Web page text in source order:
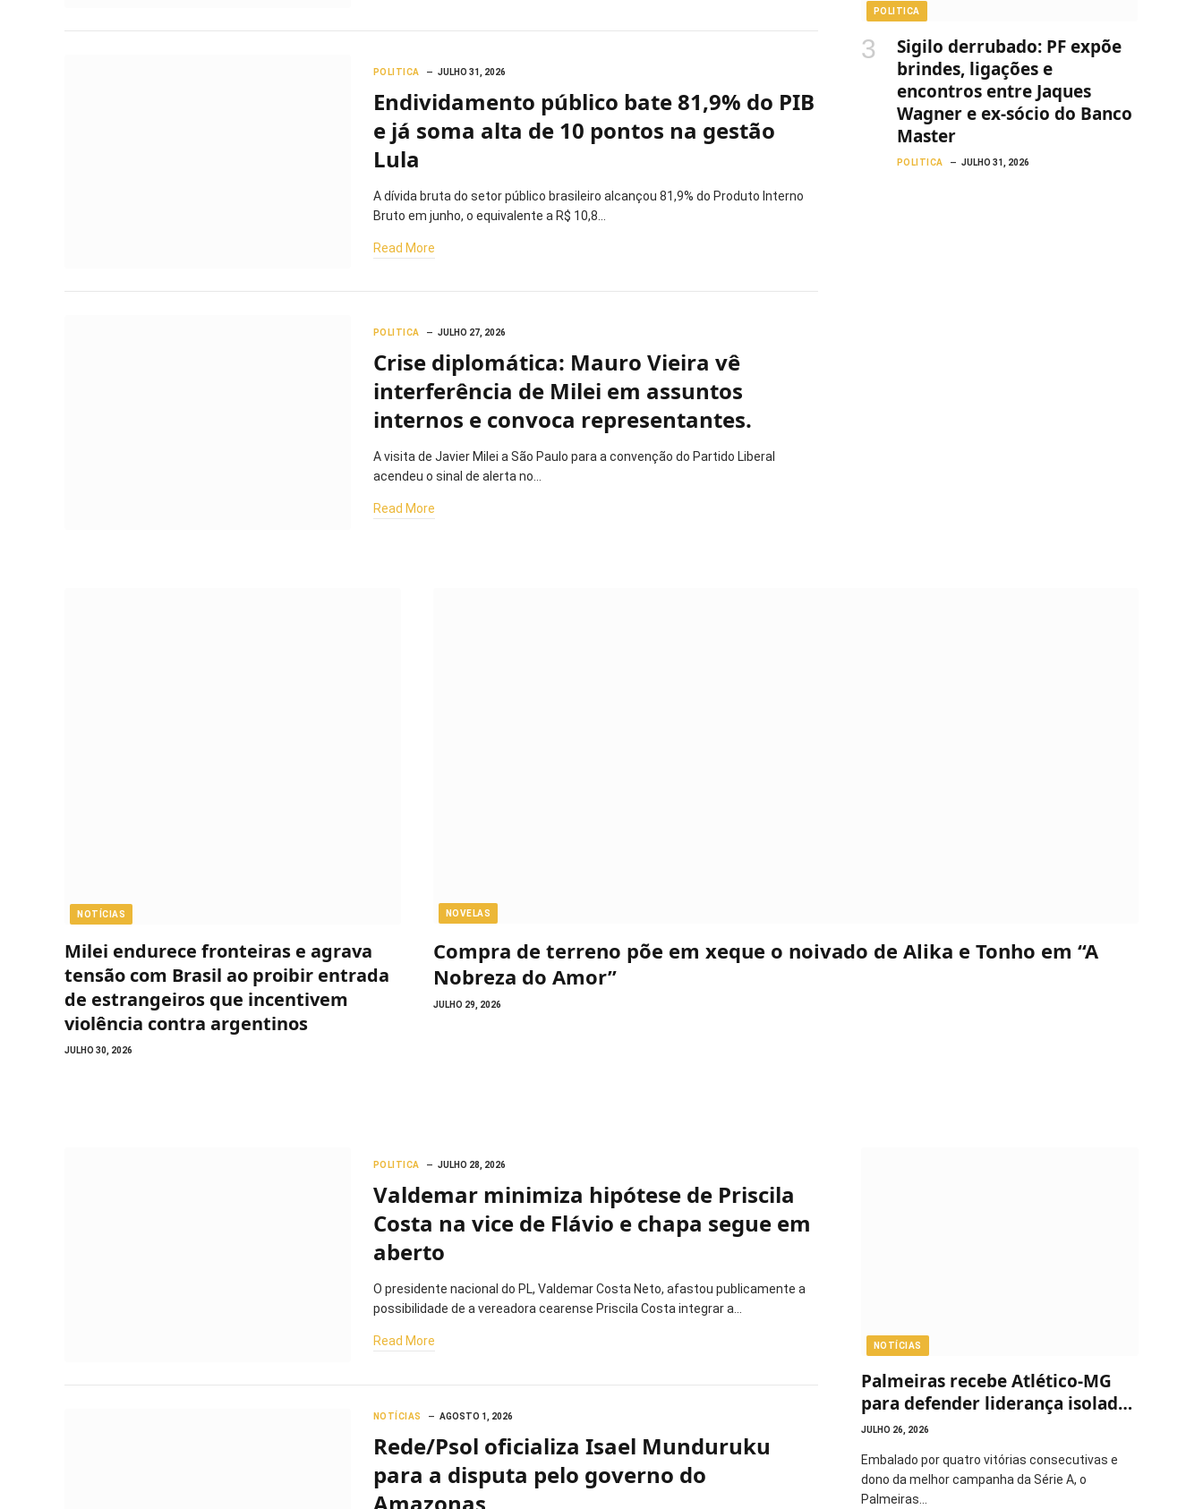
POLITICA JULHO 31, 2026
Endividamento público bate 81,9% do PIB
e já soma alta de 10 pontos na gestão
Lula
A dívida bruta do setor público brasileiro alcançou 81,9% do Produto Interno
Bruto em junho, o equivalente a R$ 10,8…
Read More
POLITICA JULHO 27, 2026
Crise diplomática: Mauro Vieira vê
interferência de Milei em assuntos
internos e convoca representantes.
A visita de Javier Milei a São Paulo para a convenção do Partido Liberal
acendeu o sinal de alerta no…
Read More
POLITICA
Sigilo derrubado: PF expõe
brindes, ligações e
encontros entre Jaques
Wagner e ex-sócio do Banco
Master
POLITICA JULHO 31, 2026
NOTÍCIAS
Milei endurece fronteiras e agrava
tensão com Brasil ao proibir entrada
de estrangeiros que incentivem
violência contra argentinos
JULHO 30, 2026
NOVELAS
Compra de terreno põe em xeque o noivado de Alika e Tonho em “A
Nobreza do Amor”
JULHO 29, 2026
POLITICA JULHO 28, 2026
Valdemar minimiza hipótese de Priscila
Costa na vice de Flávio e chapa segue em
aberto
O presidente nacional do PL, Valdemar Costa Neto, afastou publicamente a
possibilidade de a vereadora cearense Priscila Costa integrar a…
Read More
NOTÍCIAS AGOSTO 1, 2026
Rede/Psol oficializa Isael Munduruku
para a disputa pelo governo do
NOTÍCIAS
Palmeiras recebe Atlético-MG
para defender liderança isolada
do Brasileirão
JULHO 26, 2026
Embalado por quatro vitórias consecutivas e
dono da melhor campanha da Série A, o
Palmeiras…